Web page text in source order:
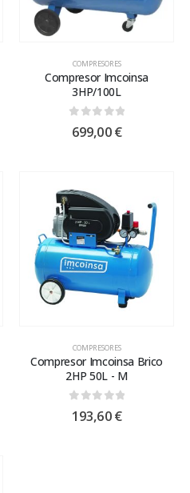
COMPRESORES
Compresor Imcoinsa
3HP/100L
0out of 5
699,00€
COMPRESORES
Compresor Imcoinsa Brico
2HP 50L - M
0out of 5
193,60€